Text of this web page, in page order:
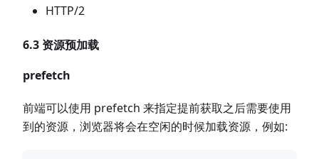
HTTP/2
6.3 资源预加载
prefetch
前端可以使用 prefetch 来指定提前获取之后需要使用
到的资源，浏览器将会在空闲的时候加载资源，例如: